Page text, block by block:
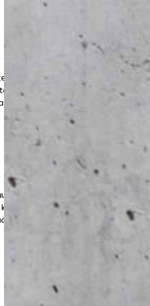
ja tehokkaasti toteutetut
varastoihin ja liiketiloihin. Työt
vastaaviksi.
varastoihin ja suuriin tiloihin.
mukaan, jotta lopputulos
aikaa.